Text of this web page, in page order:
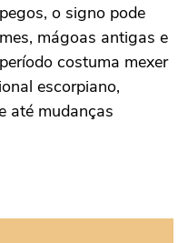
o signo pode
mágoas antigas e
costuma mexer
escorpiano,
até mudanças